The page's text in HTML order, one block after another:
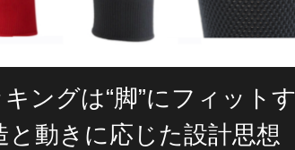
と動きに応じた設計思